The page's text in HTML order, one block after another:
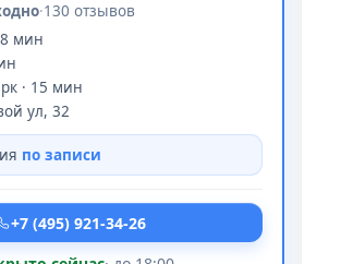
·130 отзывов
8 мин
· 15 мин
ул, 32
по записи
+7 (495) 921-34-26